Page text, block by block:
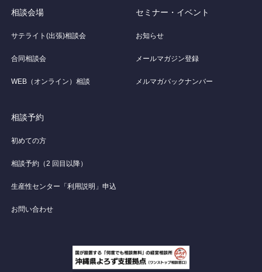
相談会場
サテライト(出張)相談会
合同相談会
WEB（オンライン）相談
セミナー・イベント
お知らせ
メールマガジン登録
メルマガバックナンバー
相談予約
初めての方
相談予約（2 回目以降）
生産性センター「利用説明」申込
お問い合わせ